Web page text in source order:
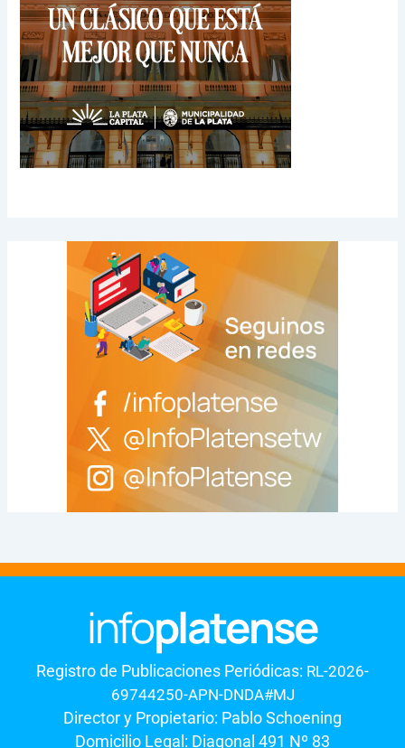
Registro de Publicaciones Periódicas: RL-2026-
69744250-APN-DNDA#MJ
Director y Propietario: Pablo Schoening
Domicilio Legal: Diagonal 491 Nº 83